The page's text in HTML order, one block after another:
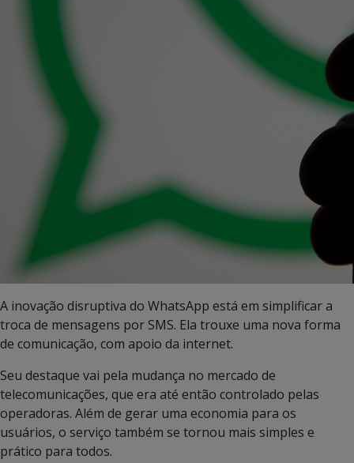
A inovação disruptiva do WhatsApp está em simplificar a
troca de mensagens por SMS. Ela trouxe uma nova forma
de comunicação, com apoio da internet.
Seu destaque vai pela mudança no mercado de
telecomunicações, que era até então controlado pelas
operadoras. Além de gerar uma economia para os
usuários, o serviço também se tornou mais simples e
prático para todos.